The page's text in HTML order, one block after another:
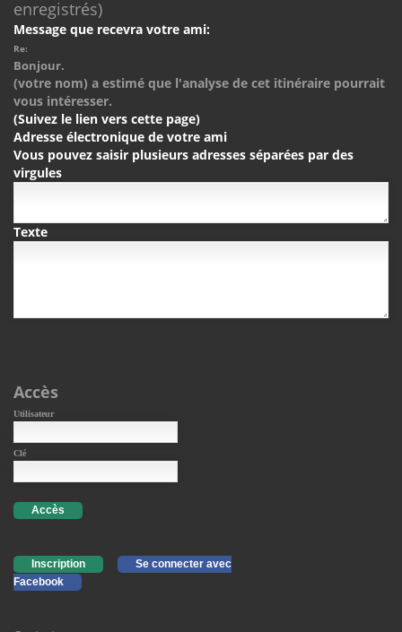
enregistrés)
Message que recevra votre ami:
Re:
Bonjour.
(votre nom) a estimé que l'analyse de cet itinéraire pourrait
vous intéresser.
(Suivez le lien vers cette page)
Adresse électronique de votre ami
Vous pouvez saisir plusieurs adresses séparées par des
virgules
Texte
Accès
Utilisateur
Clé
Accès
Inscription
Se connecter avec
Facebook